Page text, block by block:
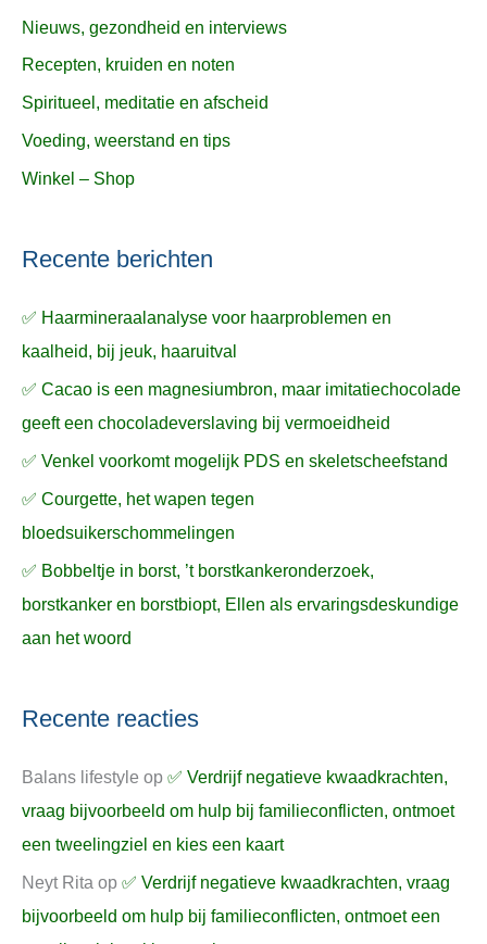
Nieuws, gezondheid en interviews
Recepten, kruiden en noten
Spiritueel, meditatie en afscheid
Voeding, weerstand en tips
Winkel – Shop
Recente berichten
✅ Haarmineraalanalyse voor haarproblemen en
kaalheid, bij jeuk, haaruitval
✅ Cacao is een magnesiumbron, maar imitatiechocolade
geeft een chocoladeverslaving bij vermoeidheid
✅ Venkel voorkomt mogelijk PDS en skeletscheefstand
✅ Courgette, het wapen tegen
bloedsuikerschommelingen
✅ Bobbeltje in borst, ’t borstkankeronderzoek,
borstkanker en borstbiopt, Ellen als ervaringsdeskundige
aan het woord
Recente reacties
Balans lifestyle op ✅ Verdrijf negatieve kwaadkrachten,
vraag bijvoorbeeld om hulp bij familieconflicten, ontmoet
een tweelingziel en kies een kaart
Neyt Rita op ✅ Verdrijf negatieve kwaadkrachten, vraag
bijvoorbeeld om hulp bij familieconflicten, ontmoet een